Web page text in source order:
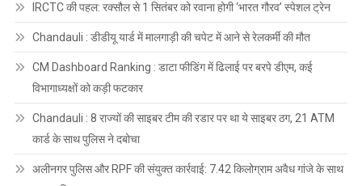
IRCTC की पहल: रक्सौल से 1 सितंबर को रवाना होगी ‘भारत गौरव’ स्पेशल ट्रेन
Chandauli : डीडीयू यार्ड में मालगाड़ी की चपेट में आने से रेलकर्मी की मौत
CM Dashboard Ranking : डाटा फीडिंग में ढिलाई पर बरपे डीएम, कई
विभागाध्यक्षों को कड़ी फटकार
Chandauli : 8 राज्यों की साइबर टीम की रडार पर था ये साइबर ठग, 21 ATM
कार्ड के साथ पुलिस ने दबोचा
अलीनगर पुलिस और RPF की संयुक्त कार्रवाई: 7.42 किलोग्राम अवैध गांजे के साथ